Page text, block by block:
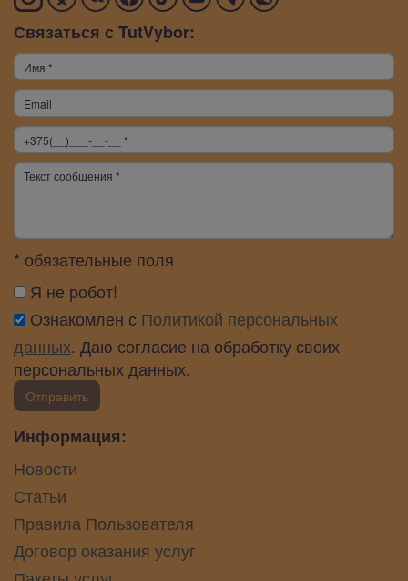
Связаться с TutVybor:
* обязательные поля
Я не робот!
Ознакомлен с Политикой персональных
данных. Даю согласие на обработку своих
персональных данных.
Отправить
Информация:
Новости
Статьи
Правила Пользователя
Договор оказания услуг